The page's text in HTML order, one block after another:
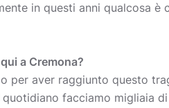
in questi anni qualcosa è
a Cremona?
per aver raggiunto questo
facciamo migliaia